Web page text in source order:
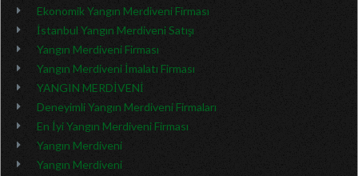
Ekonomik Yangın Merdiveni Firması
İstanbul Yangın Merdiveni Satışı
Yangın Merdiveni Firması
Yangın Merdiveni İmalatı Firması
YANGIN MERDİVENİ
Deneyimli Yangın Merdiveni Firmaları
En İyi Yangın Merdiveni Firması
Yangın Merdiveni
Yangın Merdiveni